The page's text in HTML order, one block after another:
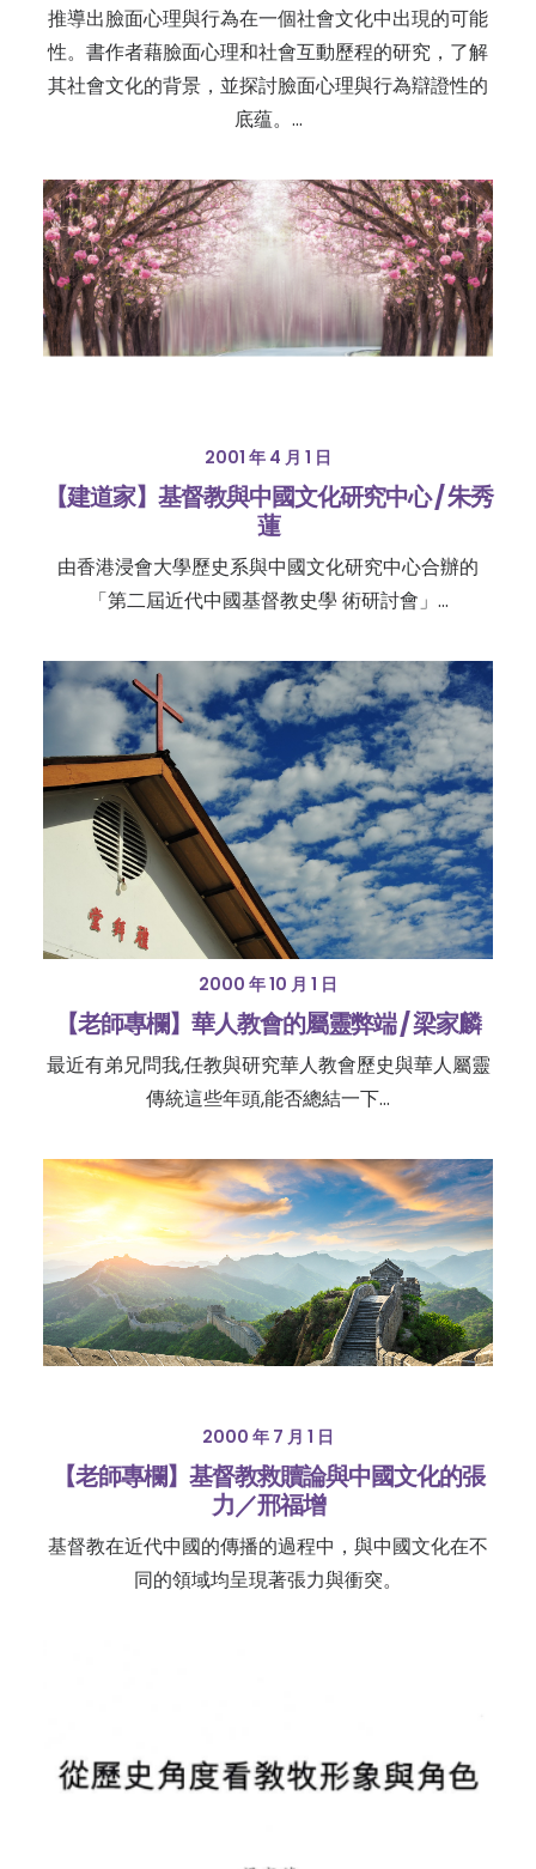
推導出臉面心理與行為在一個社會文化中出現的可能
性。書作者藉臉面心理和社會互動歷程的研究，了解
其社會文化的背景，並探討臉面心理與行為辯證性的
底蕴。…
2001 年 4 月 1 日
【建道家】基督教與中國文化研究中心 / 朱秀
蓮
由香港浸會大學歷史系與中國文化研究中心合辦的
「第二屆近代中國基督教史學 術研討會」...
2000 年 10 月 1 日
【老師專欄】華人教會的屬靈弊端 / 梁家麟
最近有弟兄問我,任教與研究華人教會歷史與華人屬靈
傳統這些年頭,能否總結一下...
2000 年 7 月 1 日
【老師專欄】基督教救贖論與中國文化的張
力／邢福增
基督教在近代中國的傳播的過程中，與中國文化在不
同的領域均呈現著張力與衝突。